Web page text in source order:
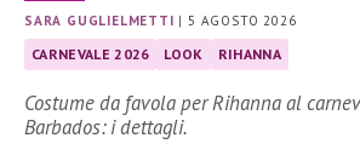
SARA GUGLIELMETTI |5 AGOSTO 2026
CARNEVALE 2026 LOOK RIHANNA
Costume da favola per Rihanna al
Barbados: i dettagli.